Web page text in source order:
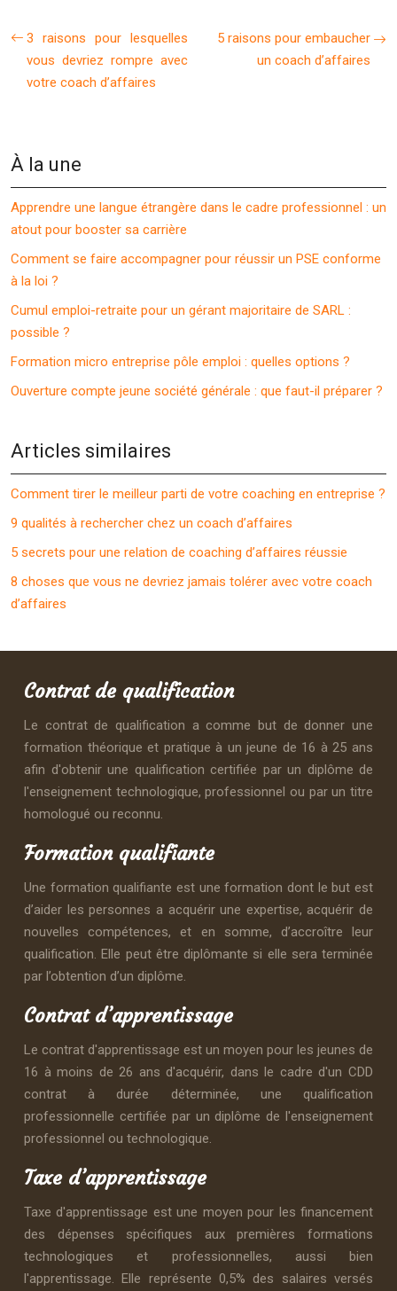
3 raisons pour lesquelles
vous devriez rompre avec
votre coach d’affaires
5 raisons pour embaucher
un coach d’affaires
À la une
Apprendre une langue étrangère dans le cadre professionnel : un
atout pour booster sa carrière
Comment se faire accompagner pour réussir un PSE conforme
à la loi ?
Cumul emploi-retraite pour un gérant majoritaire de SARL :
possible ?
Formation micro entreprise pôle emploi : quelles options ?
Ouverture compte jeune société générale : que faut-il préparer ?
Articles similaires
Comment tirer le meilleur parti de votre coaching en entreprise ?
9 qualités à rechercher chez un coach d’affaires
5 secrets pour une relation de coaching d’affaires réussie
8 choses que vous ne devriez jamais tolérer avec votre coach
d’affaires
Contrat de qualification
Le contrat de qualification a comme but de donner une
formation théorique et pratique à un jeune de 16 à 25 ans
afin d'obtenir une qualification certifiée par un diplôme de
l'enseignement technologique, professionnel ou par un titre
homologué ou reconnu.
Formation qualifiante
Une formation qualifiante est une formation dont le but est
d’aider les personnes a acquérir une expertise, acquérir de
nouvelles compétences, et en somme, d’accroître leur
qualification. Elle peut être diplômante si elle sera terminée
par l’obtention d’un diplôme.
Contrat d’apprentissage
Le contrat d'apprentissage est un moyen pour les jeunes de
16 à moins de 26 ans d'acquérir, dans le cadre d'un CDD
contrat à durée déterminée, une qualification
professionnelle certifiée par un diplôme de l'enseignement
professionnel ou technologique.
Taxe d’apprentissage
Taxe d'apprentissage est une moyen pour les financement
des dépenses spécifiques aux premières formations
technologiques et professionnelles, aussi bien
l'apprentissage. Elle représente 0,5% des salaires versés